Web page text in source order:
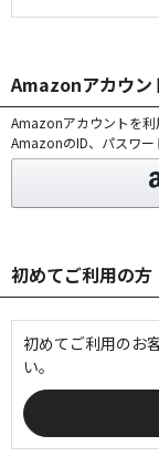
Amazonアカウン
Amazonアカウントを利
AmazonのID、パスワー
初めてご利用の
初めてご利用のお
い。